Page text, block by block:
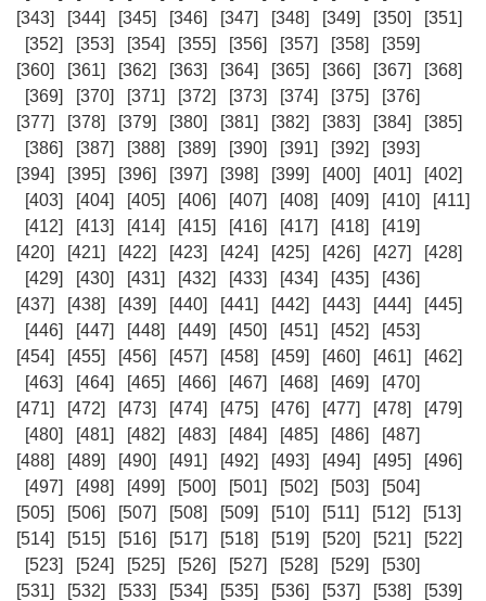
[343]
[344] [345] [346] [347] [348] [349] [350]
[351]
[352]
[353] [354] [355] [356] [357] [358]
[359]
[360]
[361] [362] [363] [364] [365] [366] [367]
[368]
[369]
[370] [371] [372] [373] [374] [375]
[376]
[377]
[378] [379] [380] [381] [382] [383] [384]
[385]
[386]
[387] [388] [389] [390] [391] [392]
[393]
[394]
[395] [396] [397] [398] [399] [400] [401]
[402]
[403]
[404] [405] [406] [407] [408] [409] [410]
[411]
[412]
[413] [414] [415] [416] [417] [418]
[419]
[420]
[421] [422] [423] [424] [425] [426] [427]
[428]
[429]
[430] [431] [432] [433] [434] [435]
[436]
[437]
[438] [439] [440] [441] [442] [443] [444]
[445]
[446]
[447] [448] [449] [450] [451] [452]
[453]
[454]
[455] [456] [457] [458] [459] [460] [461]
[462]
[463]
[464] [465] [466] [467] [468] [469]
[470]
[471]
[472] [473] [474] [475] [476] [477] [478]
[479]
[480]
[481] [482] [483] [484] [485] [486]
[487]
[488]
[489] [490] [491] [492] [493] [494] [495]
[496]
[497]
[498] [499] [500] [501] [502] [503]
[504]
[505]
[506] [507] [508] [509] [510] [511] [512]
[513]
[514]
[515] [516] [517] [518] [519] [520] [521]
[522]
[523]
[524] [525] [526] [527] [528] [529]
[530]
[531]
[532] [533] [534] [535] [536] [537] [538]
[539]